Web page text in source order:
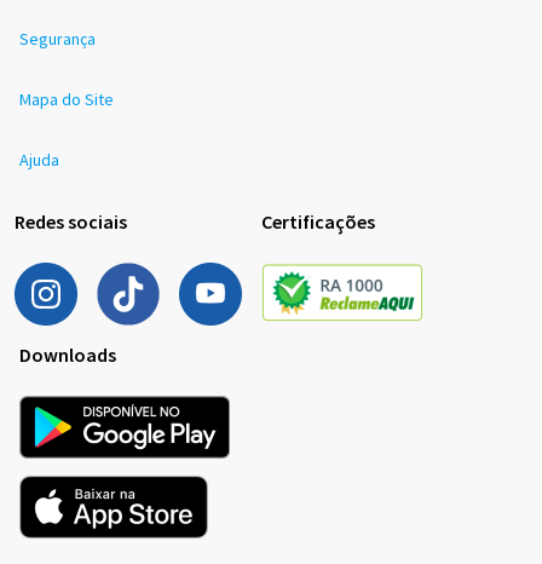
Segurança
Mapa do Site
Ajuda
Redes sociais Certificações
Downloads